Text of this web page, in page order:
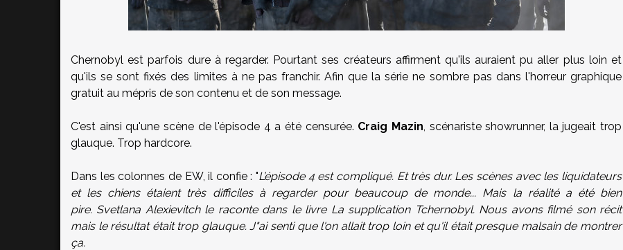
Chernobyl est parfois dure à regarder. Pourtant ses créateurs affirment qu'ils auraient pu aller plus loin et
qu'ils se sont fixés des limites à ne pas franchir. Afin que la série ne sombre pas dans l'horreur graphique
gratuit au mépris de son contenu et de son message.
C'est ainsi qu'une scène de l'épisode 4 a été censurée. Craig Mazin, scénariste showrunner, la jugeait trop
glauque. Trop hardcore.
Dans les colonnes de EW, il confie : "L’épisode 4 est compliqué. Et très dur. Les scènes avec les liquidateurs
et les chiens étaient très difficiles à regarder pour beaucoup de monde... Mais la réalité a été bien
pire. Svetlana Alexievitch le raconte dans le livre La supplication Tchernobyl. Nous avons filmé son récit
mais le résultat était trop glauque. J"ai senti que l'on allait trop loin et qu'il était presque malsain de montrer
ça.